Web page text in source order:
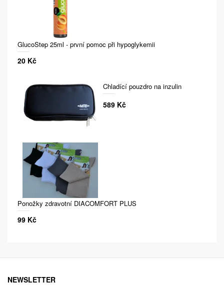
GlucoStep 25ml - první pomoc při hypoglykemii
20 Kč
Chladící pouzdro na inzulin
589 Kč
Ponožky zdravotní DIACOMFORT PLUS
99 Kč
NEWSLETTER